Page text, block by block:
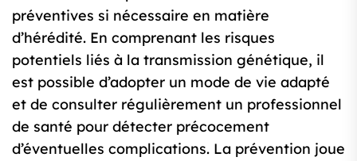
préventives si nécessaire en matière
d’hérédité. En comprenant les risques
potentiels liés à la transmission génétique, il
est possible d’adopter un mode de vie adapté
et de consulter régulièrement un professionnel
de santé pour détecter précocement
d’éventuelles complications. La prévention joue